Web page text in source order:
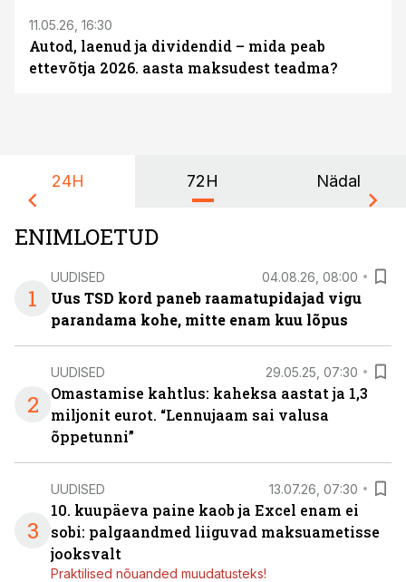
11.05.26, 16:30
Autod, laenud ja dividendid – mida peab
ettevõtja 2026. aasta maksudest teadma?
24H 72H Nädal
ENIMLOETUD
1
UUDISED 04.08.26, 08:00
Uus TSD kord paneb raamatupidajad vigu
parandama kohe, mitte enam kuu lõpus
2
UUDISED 29.05.25, 07:30
Omastamise kahtlus: kaheksa aastat ja 1,3
miljonit eurot. “Lennujaam sai valusa
õppetunni”
3
UUDISED 13.07.26, 07:30
10. kuupäeva paine kaob ja Excel enam ei
sobi: palgaandmed liiguvad maksuametisse
jooksvalt
Praktilised nõuanded muudatusteks!